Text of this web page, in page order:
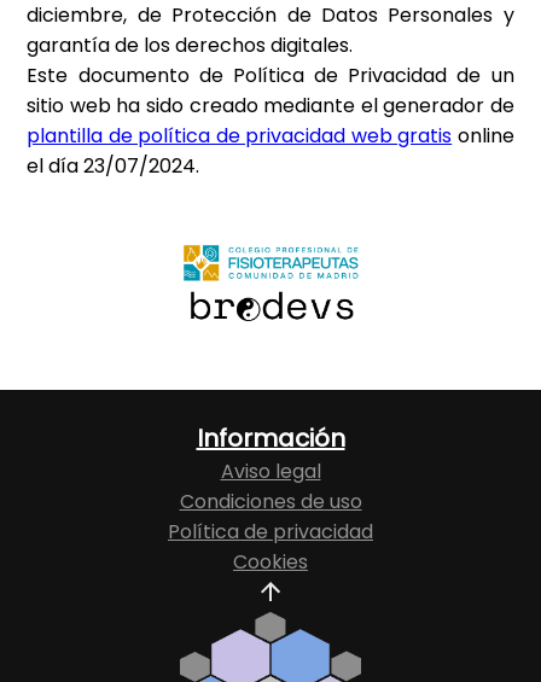
diciembre, de Protección de Datos Personales y
garantía de los derechos digitales.
Este documento de Política de Privacidad de un
sitio web ha sido creado mediante el generador de
plantilla de política de privacidad web gratis online
el día 23/07/2024.
Información
Aviso legal
Condiciones de uso
Política de privacidad
Cookies